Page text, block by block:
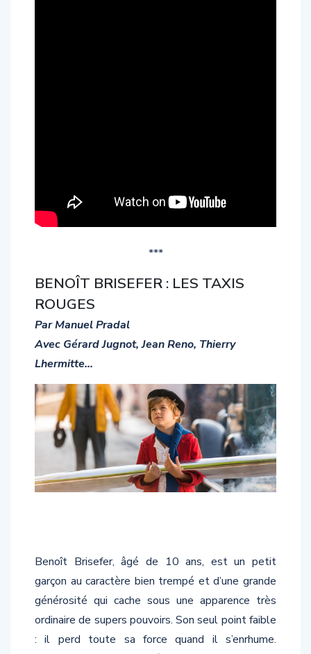
***
BENOÎT BRISEFER : LES TAXIS
ROUGES
Par Manuel Pradal
Avec Gérard Jugnot, Jean Reno, Thierry
Lhermitte…
Benoît Brisefer, âgé de 10 ans, est un petit
garçon au caractère bien trempé et d’une grande
générosité qui cache sous une apparence très
ordinaire de supers pouvoirs. Son seul point faible
: il perd toute sa force quand il s’enrhume.